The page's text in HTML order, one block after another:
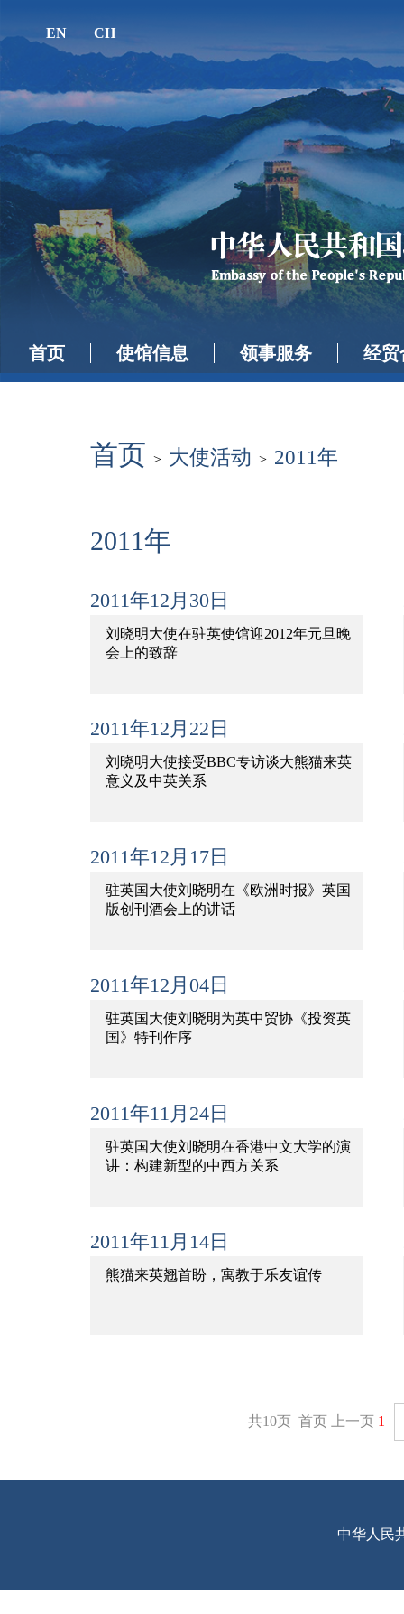
EN CH
首页 使馆信息 领事服务 经贸
首页 > 大使活动 > 2011年
2011年
2011年12月30日
刘晓明大使在驻英使馆迎2012年元旦晚
会上的致辞
2011年12月22日
刘晓明大使接受BBC专访谈大熊猫来英
意义及中英关系
2011年12月17日
驻英国大使刘晓明在《欧洲时报》英国
版创刊酒会上的讲话
2011年12月04日
驻英国大使刘晓明为英中贸协《投资英
国》特刊作序
2011年11月24日
驻英国大使刘晓明在香港中文大学的演
讲：构建新型的中西方关系
2011年11月14日
熊猫来英翘首盼，寓教于乐友谊传
共10页 首页 上一页 1
中华人民